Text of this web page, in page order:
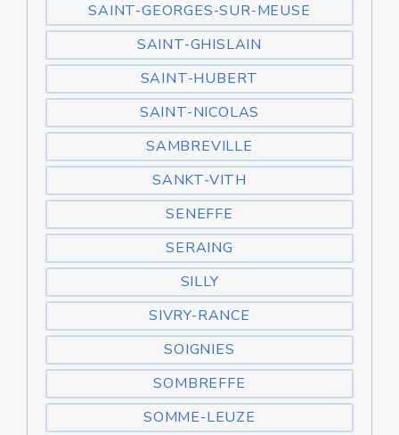
SAINT-GEORGES-SUR-MEUSE
SAINT-GHISLAIN
SAINT-HUBERT
SAINT-NICOLAS
SAMBREVILLE
SANKT-VITH
SENEFFE
SERAING
SILLY
SIVRY-RANCE
SOIGNIES
SOMBREFFE
SOMME-LEUZE